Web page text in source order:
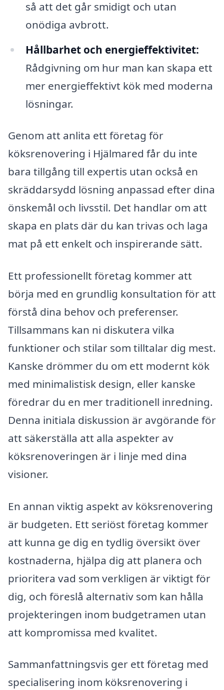
så att det går smidigt och utan
onödiga avbrott.
Hållbarhet och energieffektivitet:
Rådgivning om hur man kan skapa ett
mer energieffektivt kök med moderna
lösningar.
Genom att anlita ett företag för
köksrenovering i Hjälmared får du inte
bara tillgång till expertis utan också en
skräddarsydd lösning anpassad efter dina
önskemål och livsstil. Det handlar om att
skapa en plats där du kan trivas och laga
mat på ett enkelt och inspirerande sätt.
Ett professionellt företag kommer att
börja med en grundlig konsultation för att
förstå dina behov och preferenser.
Tillsammans kan ni diskutera vilka
funktioner och stilar som tilltalar dig mest.
Kanske drömmer du om ett modernt kök
med minimalistisk design, eller kanske
föredrar du en mer traditionell inredning.
Denna initiala diskussion är avgörande för
att säkerställa att alla aspekter av
köksrenoveringen är i linje med dina
visioner.
En annan viktig aspekt av köksrenovering
är budgeten. Ett seriöst företag kommer
att kunna ge dig en tydlig översikt över
kostnaderna, hjälpa dig att planera och
prioritera vad som verkligen är viktigt för
dig, och föreslå alternativ som kan hålla
projekteringen inom budgetramen utan
att kompromissa med kvalitet.
Sammanfattningsvis ger ett företag med
specialisering inom köksrenovering i